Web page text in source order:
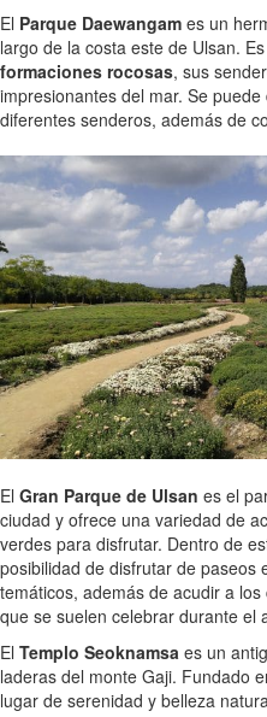
El Parque Daewangam es un
largo de la costa este de Ulsan.
formaciones rocosas, sus
impresionantes del mar. Se
diferentes senderos, además de
El Gran Parque de Ulsan es el
ciudad y ofrece una variedad de
verdes para disfrutar. Dentro de
posibilidad de disfrutar de paseos
temáticos, además de acudir a los
que se suelen celebrar durante el
El Templo Seoknamsa es un
laderas del monte Gaji. Fundado
lugar de serenidad y belleza